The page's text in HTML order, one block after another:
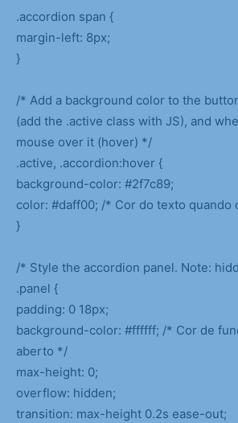
.accordion span {
margin-left: 8px;
}
/* Add a background color to the
(add the .active class with JS), and
mouse over it (hover) */
.active, .accordion:hover {
background-color: #2f7c89;
color: #daff00; /* Cor do texto quando
}
/* Style the accordion panel. Note:
.panel {
padding: 0 18px;
background-color: #ffffff; /* Cor de
aberto */
max-height: 0;
overflow: hidden;
transition: max-height 0.2s ease-out;